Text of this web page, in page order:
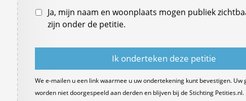
Ja, mijn naam en woonplaats mogen publiek
zijn onder de petitie.
We e-mailen u een link waarmee u uw ondertekening kunt bevestigen. Uw
worden niet doorgespeeld aan derden en blijven bij de Stichting